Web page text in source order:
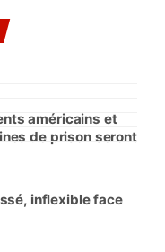
américains et
de prison seront
inflexible face